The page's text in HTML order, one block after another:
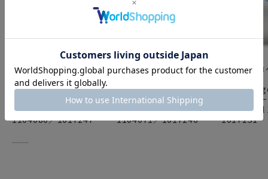
ロイヤルコペンハーゲン
（Royal
Copenhagen） プリン
セス ブルー ティーカッ
プ＆ソーサー 200ml
1104080／1017247
ロイヤルコペンハーゲン
Copenhagen） プリン
セス ブルー コーヒーカ
ップ＆ソーサー 170ml
1104071／1017246
ロイヤル
セス ブル
ト 1000ml
1017251